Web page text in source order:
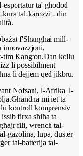
ta' għodod
kura tal-karozzi - din
f'Shanghai mill-
innovazzjoni,
tim Kangton.Dan kollu
li possibilment
li dejjem qed jikbru.
Nofsani, l-Afrika, l-
mijiet ta
kontroll komprensiv
firxa sħiħa ta
fili, wrench tal-
gażolina, lupa, duster
tal-batterija tal-